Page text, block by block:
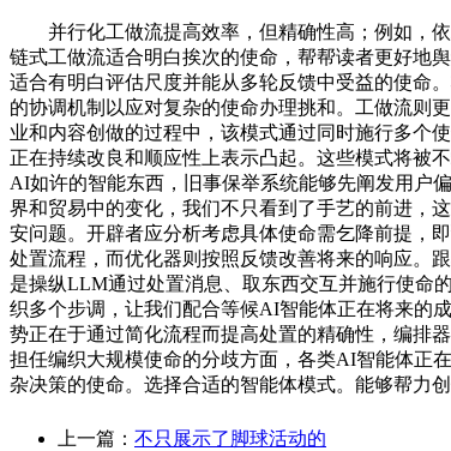
并行化工做流提高效率，但精确性高；例如，依
链式工做流适合明白挨次的使命，帮帮读者更好地
适合有明白评估尺度并能从多轮反馈中受益的使命
的协调机制以应对复杂的使命办理挑和。工做流则
业和内容创做的过程中，该模式通过同时施行多个
正在持续改良和顺应性上表示凸起。这些模式将被
AI如许的智能东西，旧事保举系统能够先阐发用户
界和贸易中的变化，我们不只看到了手艺的前进，
安问题。开辟者应分析考虑具体使命需乞降前提，
处置流程，而优化器则按照反馈改善将来的响应。
是操纵LLM通过处置消息、取东西交互并施行使命
织多个步调，让我们配合等候AI智能体正在将来的
势正在于通过简化流程而提高处置的精确性，编排
担任编织大规模使命的分歧方面，各类AI智能体正
杂决策的使命。选择合适的智能体模式。能够帮力
上一篇： 不只展示了脚球活动的